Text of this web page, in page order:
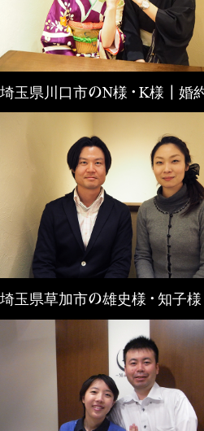
埼玉県川口市のN様・K様┃婚
埼玉県草加市の雄史様・知子